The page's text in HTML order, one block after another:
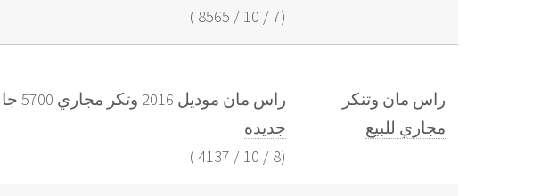
(
7
/
10
/
8565
)
راس مان وتنكر
مجاري للبيع
جديده
(
8
/
10
/
4137
)